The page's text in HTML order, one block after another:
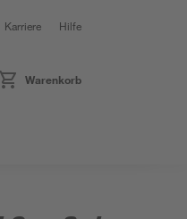
Karriere Hilfe
Warenkorb